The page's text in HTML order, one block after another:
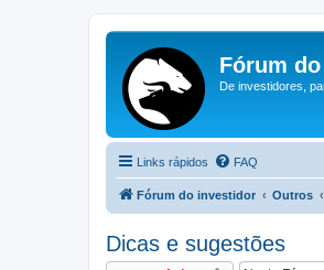
Fórum
De investidores,
Links rápidos FAQ
Fórum do investidor Outros
Dicas e sugestões